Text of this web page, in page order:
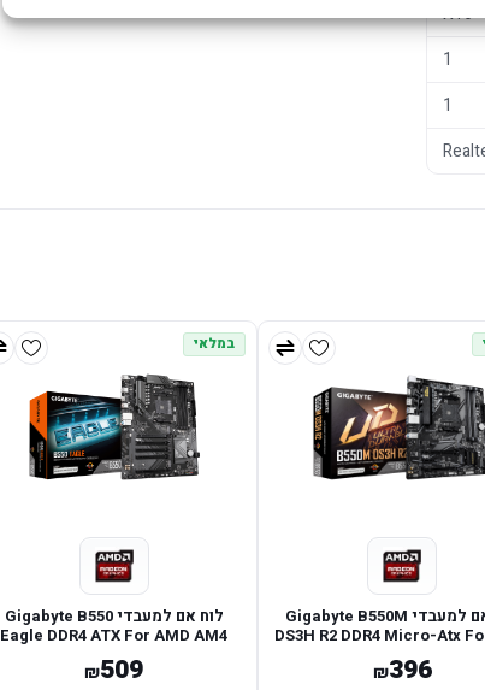
X16
1
1
לוח אם למעבדי Gigabyte B550M
DS3H R2 DDR4 Micro-Atx
AM4
₪396
במלאי
לוח אם למעבדי Gigabyte B550
Eagle DDR4 ATX For AMD AM4
₪509